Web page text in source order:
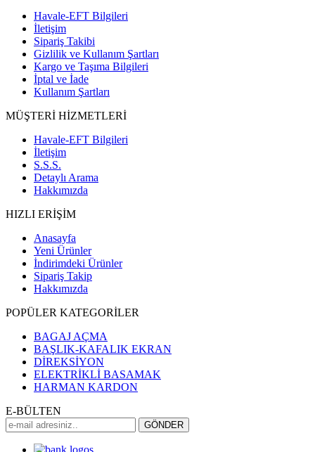
Havale-EFT Bilgileri
İletişim
Sipariş Takibi
Gizlilik ve Kullanım Şartları
Kargo ve Taşıma Bilgileri
İptal ve İade
Kullanım Şartları
MÜŞTERİ HİZMETLERİ
Havale-EFT Bilgileri
İletişim
S.S.S.
Detaylı Arama
Hakkımızda
HIZLI ERİŞİM
Anasayfa
Yeni Ürünler
İndirimdeki Ürünler
Sipariş Takip
Hakkımızda
POPÜLER KATEGORİLER
BAGAJ AÇMA
BAŞLIK-KAFALIK EKRAN
DİREKSİYON
ELEKTRİKLİ BASAMAK
HARMAN KARDON
E-BÜLTEN